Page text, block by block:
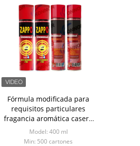
Fórmula modificada para
requisitos particulares
fragancia aromática casera
profesional del olor del
espray del control de parásito
Model: 400 ml
Min: 500 cartones